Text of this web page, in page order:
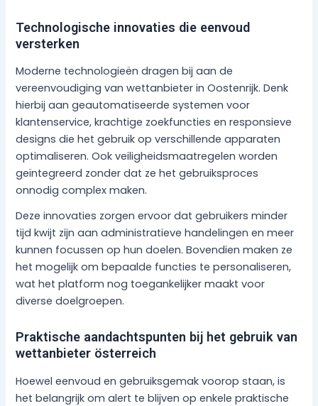
Technologische innovaties die eenvoud
versterken
Moderne technologieën dragen bij aan de
vereenvoudiging van wettanbieter in Oostenrijk. Denk
hierbij aan geautomatiseerde systemen voor
klantenservice, krachtige zoekfuncties en responsieve
designs die het gebruik op verschillende apparaten
optimaliseren. Ook veiligheidsmaatregelen worden
geïntegreerd zonder dat ze het gebruiksproces
onnodig complex maken.
Deze innovaties zorgen ervoor dat gebruikers minder
tijd kwijt zijn aan administratieve handelingen en meer
kunnen focussen op hun doelen. Bovendien maken ze
het mogelijk om bepaalde functies te personaliseren,
wat het platform nog toegankelijker maakt voor
diverse doelgroepen.
Praktische aandachtspunten bij het gebruik van
wettanbieter österreich
Hoewel eenvoud en gebruiksgemak voorop staan, is
het belangrijk om alert te blijven op enkele praktische